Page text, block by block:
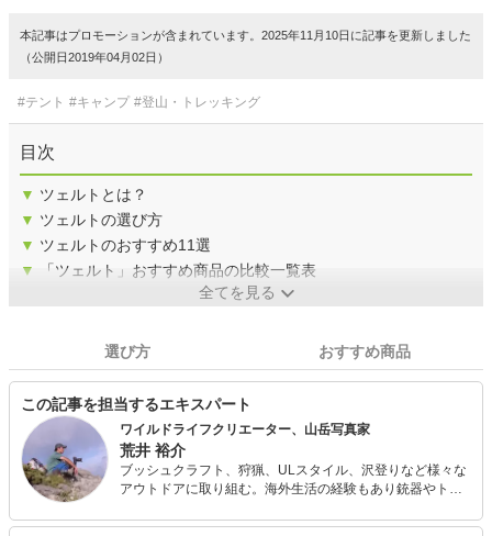
本記事はプロモーションが含まれています。2025年11月10日に記事を更新しました
（公開日2019年04月02日）
#テント #キャンプ #登山・トレッキング
目次
▼ ツェルトとは？
▼ ツェルトの選び方
▼ ツェルトのおすすめ11選
▼
「ツェルト」おすすめ商品の比較一覧表
全てを見る
選び方 おすすめ商品
この記事を担当するエキスパート
ワイルドライフクリエーター、山岳写真家
荒井 裕介
ブッシュクラフト、狩猟、ULスタイル、沢登りなど様々な
アウトドアに取り組む。海外生活の経験もあり銃器やトイ
ドアアイテムのレストア、道具作りにも造詣が深く自作ア